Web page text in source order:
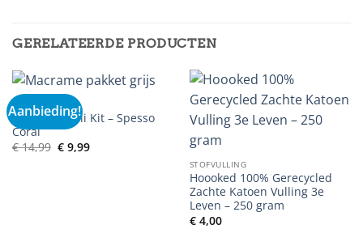
GERELATEERDE PRODUCTEN
Aanbieding!
HOBBYBOXEN
Macrame Bali Kit – Spesso
Coral
€14,99 Oorspronkelijke
prijs
€9,99Huidige
STOFVULLING
Hoooked 100% Gerecycled
Zachte Katoen Vulling 3e
Leven – 250 gram
€4,00